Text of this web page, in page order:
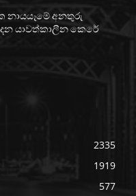
නායයෑමේ අනතුරු
යාවත්කාලීන කෙරේ
2335
1919
577